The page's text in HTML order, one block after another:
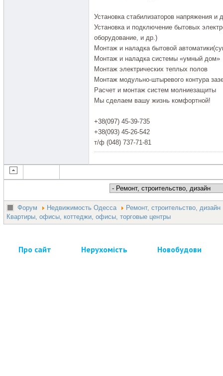
Установка стабилизаторов напряжения и
Установка и подключение бытовых
оборудование, и др.)
Монтаж и наладка бытовой
Монтаж и наладка системы «умный дом»
Монтаж электрических теплых полов
Монтаж модульно-штыревого контура
Расчет и монтаж систем молниезащиты
Мы сделаем вашу жизнь комфортной!
+38(097) 45-39-735
+38(093) 45-26-542
т/ф (048) 737-71-81
Форум Недвижимость Одесса
Ремонт, строительство, дизайн
Квартиры, офисы, коттеджи, офисы, торговые центры
Про сайт Нерухомість Новобудови